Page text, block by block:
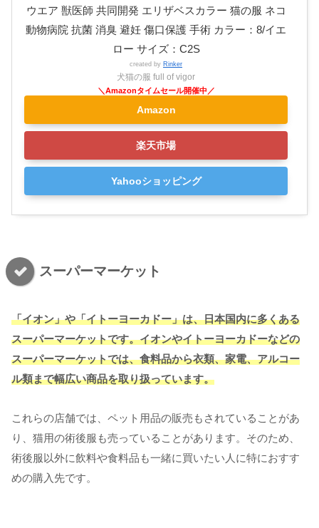
ウエア 獣医師 共同開発 エリザベスカラー 猫の服 ネコ
動物病院 抗菌 消臭 避妊 傷口保護 手術 カラー：8/イエ
ロー サイズ：C2S
created by Rinker
犬猫の服 full of vigor
Amazon
楽天市場
Yahooショッピング
スーパーマーケット
「イオン」や「イトーヨーカドー」は、日本国内に多くある
スーパーマーケットです。イオンやイトーヨーカドーなどの
スーパーマーケットでは、食料品から衣類、家電、アルコー
ル類まで幅広い商品を取り扱っています。
これらの店舗では、ペット用品の販売もされていることがあ
り、猫用の術後服も売っていることがあります。そのため、
術後服以外に飲料や食料品も一緒に買いたい人に特におすす
めの購入先です。